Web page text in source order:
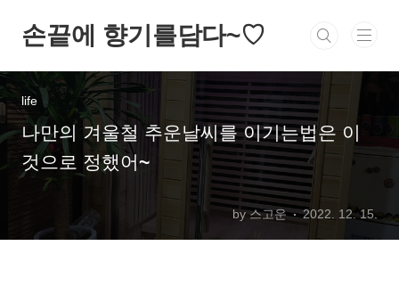
손끝에 향기를담다~♡
life
나만의 겨울철 추운날씨를 이기는법은 이
것으로 정했어~
by 스고운 2022. 12. 15.